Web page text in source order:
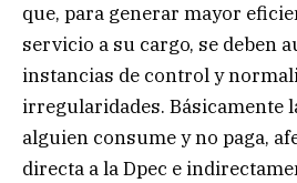
que, para generar mayor
servicio a su cargo, se deben
instancias de control y
irregularidades. Básicamente
alguien consume y no paga,
directa a la Dpec e